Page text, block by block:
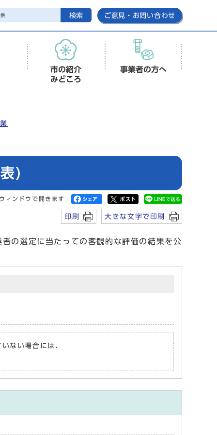
検索 ご意見・お問い合わせ
市の紹介
みどころ
事業者の方へ
)
ィンドウで開きます
印刷 大きな文字で印刷
の選定に当たっての客観的な評価の結果を公
ない場合には、